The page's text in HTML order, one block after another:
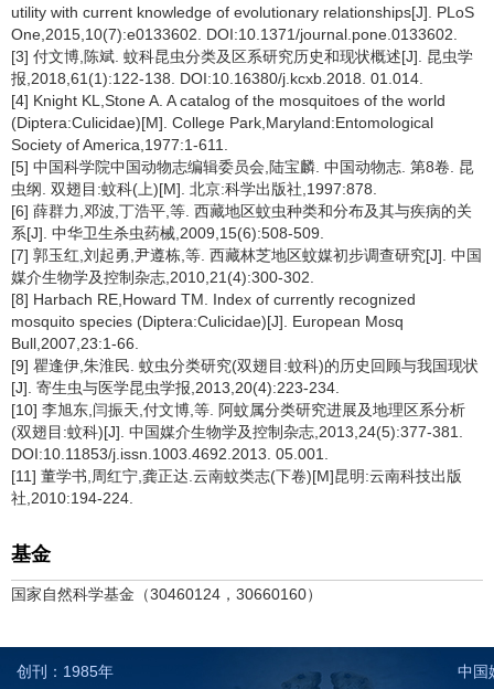
utility with current knowledge of evolutionary relationships[J]. PLoS
One,2015,10(7):e0133602. DOI:10.1371/journal.pone.0133602.
[3] 付文博,陈斌. 蚊科昆虫分类及区系研究历史和现状概述[J]. 昆虫学
报,2018,61(1):122-138. DOI:10.16380/j.kcxb.2018. 01.014.
[4] Knight KL,Stone A. A catalog of the mosquitoes of the world
(Diptera:Culicidae)[M]. College Park,Maryland:Entomological
Society of America,1977:1-611.
[5] 中国科学院中国动物志编辑委员会,陆宝麟. 中国动物志. 第8卷. 昆
虫纲. 双翅目:蚊科(上)[M]. 北京:科学出版社,1997:878.
[6] 薛群力,邓波,丁浩平,等. 西藏地区蚊虫种类和分布及其与疾病的关
系[J]. 中华卫生杀虫药械,2009,15(6):508-509.
[7] 郭玉红,刘起勇,尹遵栋,等. 西藏林芝地区蚊媒初步调查研究[J]. 中国
媒介生物学及控制杂志,2010,21(4):300-302.
[8] Harbach RE,Howard TM. Index of currently recognized
mosquito species (Diptera:Culicidae)[J]. European Mosq
Bull,2007,23:1-66.
[9] 瞿逢伊,朱淮民. 蚊虫分类研究(双翅目:蚊科)的历史回顾与我国现状
[J]. 寄生虫与医学昆虫学报,2013,20(4):223-234.
[10] 李旭东,闫振天,付文博,等. 阿蚊属分类研究进展及地理区系分析
(双翅目:蚊科)[J]. 中国媒介生物学及控制杂志,2013,24(5):377-381.
DOI:10.11853/j.issn.1003.4692.2013. 05.001.
[11] 董学书,周红宁,龚正达.云南蚊类志(下卷)[M]昆明:云南科技出版
社,2010:194-224.
基金
国家自然科学基金（30460124，30660160）
创刊：1985年 中国